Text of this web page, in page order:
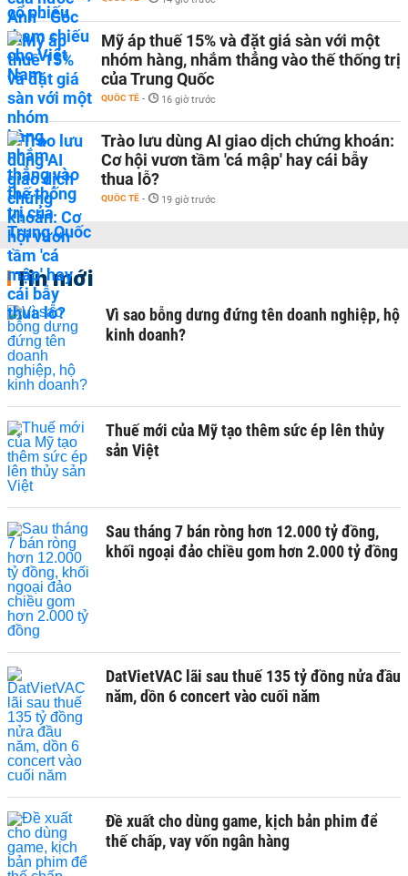
Mỹ áp thuế 15% và đặt giá sàn với một
nhóm hàng, nhắm thẳng vào thế thống trị
của Trung Quốc
QUỐC TẾ - 16 giờ trước
Trào lưu dùng AI giao dịch chứng khoán:
Cơ hội vươn tầm 'cá mập' hay cái bẫy
thua lỗ?
QUỐC TẾ - 19 giờ trước
Tin mới
Vì sao bỗng dưng đứng tên doanh nghiệp, hộ
kinh doanh?
Thuế mới của Mỹ tạo thêm sức ép lên thủy
sản Việt
Sau tháng 7 bán ròng hơn 12.000 tỷ đồng,
khối ngoại đảo chiều gom hơn 2.000 tỷ đồng
DatVietVAC lãi sau thuế 135 tỷ đồng nửa đầu
năm, dồn 6 concert vào cuối năm
Đề xuất cho dùng game, kịch bản phim để
thế chấp, vay vốn ngân hàng